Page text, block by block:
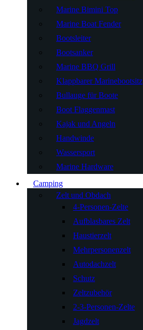
Marine Bimini Top
Marine Boat Fender
Bootsleiter
Bootsanker
Marine BBQ Grill
Klappbarer Marinebootsitz
Bullauge für Boote
Boot Flaggenmast
Kajak und Angeln
Handwinde
Wassersport
Marine Hardware
Camping
Zelt und Obdach
4-Personen-Zelte
Aufblasbares Zelt
Haustierzelt
Mehrpersonenzelt
Autodachzelt
Schutz
Zeltzubehör
2-3-Personen-Zelte
Jagdzelt